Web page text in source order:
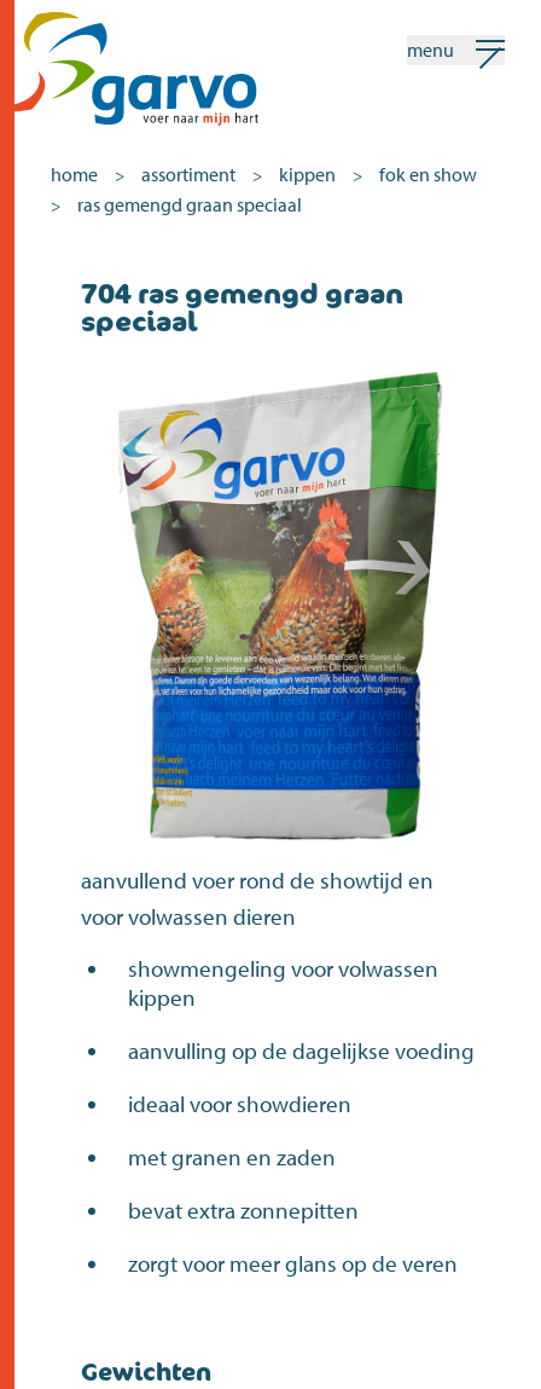
home
assortiment
winkels
nieuws
contact
menu
home > assortiment > kippen > fok en show
> ras gemengd graan speciaal
704 ras gemengd graan
speciaal
aanvullend voer rond de showtijd en
voor volwassen dieren
showmengeling voor volwassen
kippen
aanvulling op de dagelijkse voeding
ideaal voor showdieren
met granen en zaden
bevat extra zonnepitten
zorgt voor meer glans op de veren
Gewichten